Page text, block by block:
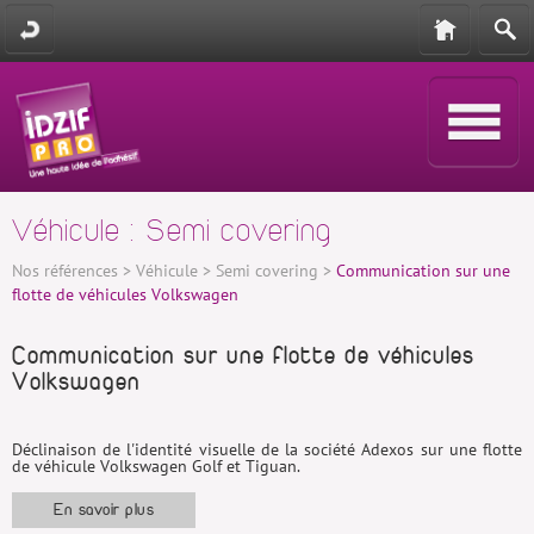
Véhicule : Semi covering
Nos références > Véhicule > Semi covering > Communication sur une
flotte de véhicules Volkswagen
Communication sur une flotte de véhicules
Volkswagen
Déclinaison de l'identité visuelle de la société Adexos sur une flotte
de véhicule Volkswagen Golf et Tiguan.
Grâce à la technique de l'impression numérique redécoupée à la
forme, nous pouvons vous aider à créer des véhicules uniques aux
En savoir plus